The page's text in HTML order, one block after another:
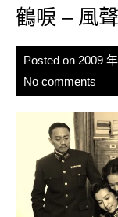
鶴唳 – 風聲
Posted on 2009
No comments